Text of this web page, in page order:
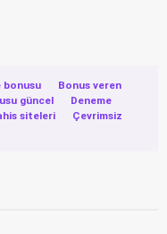
bonusu ·
Bonus veren
güncel ·
Deneme
siteleri ·
Çevrimsiz